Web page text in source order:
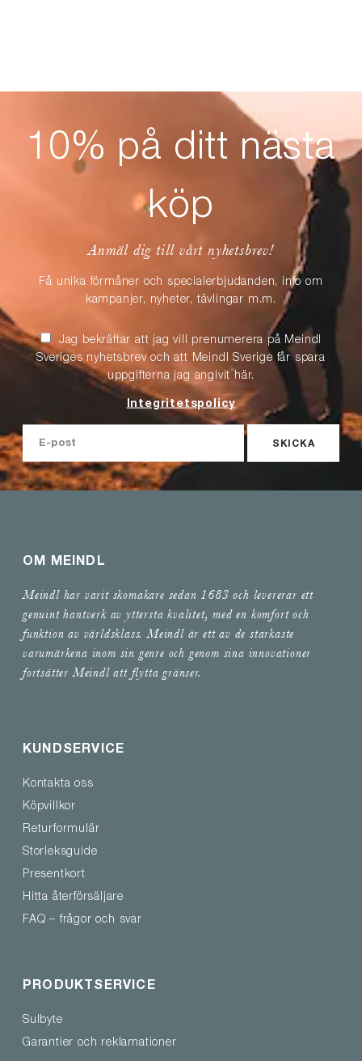
10% på ditt nästa
köp
Anmäl dig till vårt nyhetsbrev!
Få unika förmåner och specialerbjudanden, info om
kampanjer, nyheter, tävlingar m.m.
Jag bekräftar att jag vill prenumerera på Meindl
Sveriges nyhetsbrev och att Meindl Sverige får spara
uppgifterna jag angivit här.
Integritetspolicy
SKICKA
OM MEINDL
Meindl har varit skomakare sedan 1683 och levererar ett
genuint hantverk av yttersta kvalitet, med en komfort och
funktion av världsklass. Meindl är ett av de starkaste
varumärkena inom sin genre och genom sina innovationer
fortsätter Meindl att flytta gränser.
KUNDSERVICE
Kontakta oss
Köpvillkor
Returformulär
Storleksguide
Presentkort
Hitta återförsäljare
FAQ – frågor och svar
PRODUKTSERVICE
Sulbyte
Garantier och reklamationer